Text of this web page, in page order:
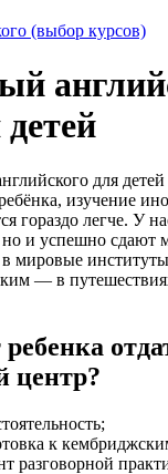
(выбор курсов)
для
изучение
гораздо легче. У
и успешно сдают
мировые
— в
центр?
к
разговорной